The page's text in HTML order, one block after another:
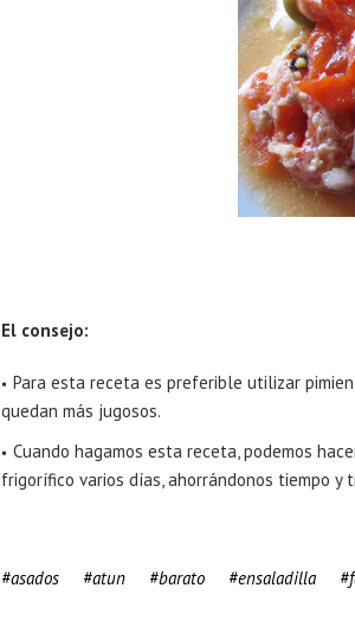
El consejo:
Para esta receta es preferible utilizar
quedan más jugosos.
Cuando hagamos esta receta, podemos
frigorífico varios días, ahorrándonos tiempo y
asados atun barato ensaladilla